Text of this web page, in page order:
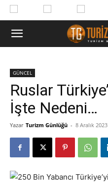
GÜNCEL
Ruslar
İşte Nedeni…
Yazar Turizm Günlüğü - 8 Aralık 2023